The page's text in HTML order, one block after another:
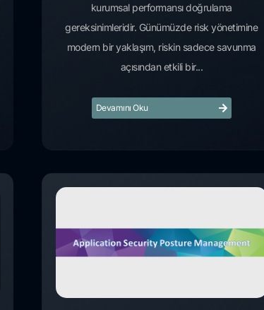
kurumsal performansı doğrulama
gereksinimleridir. Günümüzde risk yönetimine
modern bir yaklaşım, riskin sadece savunma
açısından etkili bir...
Devamını Oku